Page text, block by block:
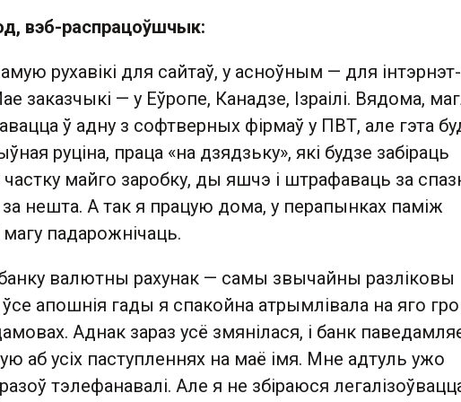
вэб-распрацоўшчык:
рухавікі для сайтаў, у асноўным — для інтэрнэт-
заказчыкі — у Еўропе, Канадзе, Ізраілі. Вядома,
ў адну з софтверных фірмаў у ПВТ, але гэта
руціна, праца «на дзядзьку», які будзе забіраць
майго заробку, ды яшчэ і штрафаваць за
нешта. А так я працую дома, у перапынках паміж
падарожнічаць.
валютны рахунак — самы звычайны разліковы
ўсе апошнія гады я спакойна атрымлівала на яго
Аднак зараз усё змянілася, і банк
аб усіх паступленнях на маё імя. Мне адтуль ужо
тэлефанавалі. Але я не збіраюся